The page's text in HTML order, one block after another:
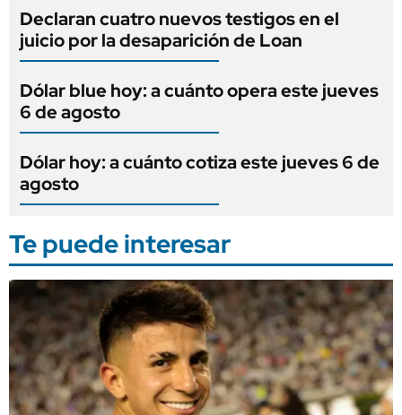
Declaran cuatro nuevos testigos en el
juicio por la desaparición de Loan
Dólar blue hoy: a cuánto opera este jueves
6 de agosto
Dólar hoy: a cuánto cotiza este jueves 6 de
agosto
Te puede interesar